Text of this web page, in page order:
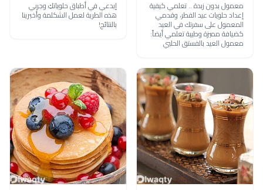
معمول بدون زبدة .. تعلمي كيفية
إعداد حلويات عيد الفطر، وقدمي
المعمول على سفرتك في العيد
كضيافة مميزة وطيبة تعلمي أيضاً:
معمول العيد بالفستق الحلبي
إبدعي في أطباق حلوياتكِ وجربي
هذه الطرية لعمل الشكلمة وأخبرينا
بالنتائج!